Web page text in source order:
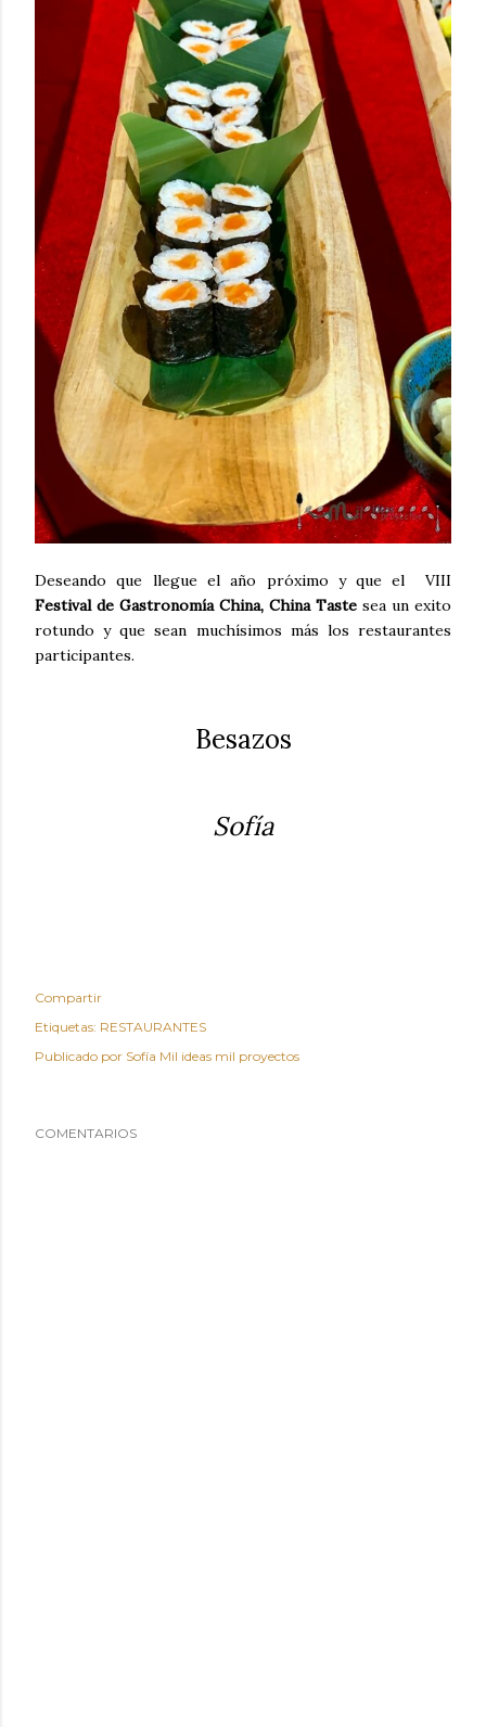
Deseando que llegue el año próximo y que el VIII
Festival de Gastronomía China, China Taste sea un exito
rotundo y que sean muchísimos más los restaurantes
participantes.
Besazos
Sofía
Compartir
Etiquetas: RESTAURANTES
Publicado por Sofía Mil ideas mil proyectos
COMENTARIOS